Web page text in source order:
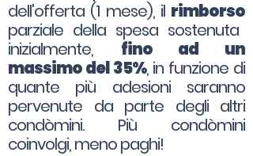
dell'offerta (1 mese), il rimborso
parziale della spesa sostenuta
inizialmente, fino ad un
massimo del 35%, in funzione di
quante più adesioni saranno
pervenute da parte degli altri
condòmini. Più condòmini
coinvolgi, meno paghi!